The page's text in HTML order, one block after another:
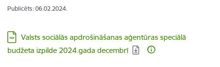
Publicēts: 06.02.2024.
Lejupielādēt:
Valsts sociālās apdrošināšanas aģentūras speciālā
budžeta izpilde 2024.gada decembrī